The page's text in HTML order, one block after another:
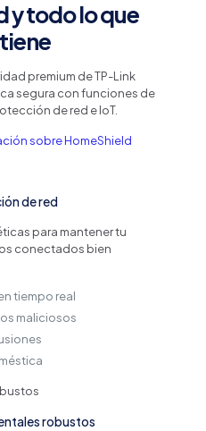
y todo lo que
premium de TP-Link
segura con funciones de
de red e IoT.
sobre HomeShield
de red
para mantener tu
conectados bien
tiempo real
maliciosos
robustos